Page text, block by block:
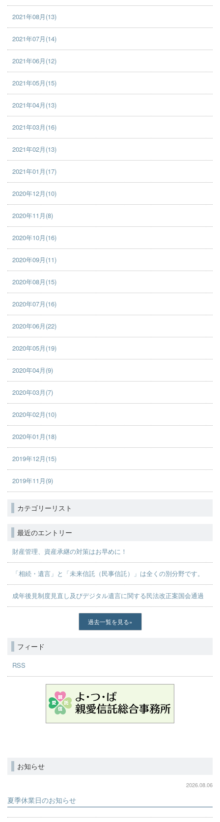
2021年08月(13)
2021年07月(14)
2021年06月(12)
2021年05月(15)
2021年04月(13)
2021年03月(16)
2021年02月(13)
2021年01月(17)
2020年12月(10)
2020年11月(8)
2020年10月(16)
2020年09月(11)
2020年08月(15)
2020年07月(16)
2020年06月(22)
2020年05月(19)
2020年04月(9)
2020年03月(7)
2020年02月(10)
2020年01月(18)
2019年12月(15)
2019年11月(9)
カテゴリーリスト
最近のエントリー
財産管理、資産承継の対策はお早めに！
「相続・遺言」と「未来信託（民事信託）」は全くの別分野です。
成年後見制度見直し及びデジタル遺言に関する民法改正案国会通過
過去一覧を見る
フィード
RSS
お知らせ
2026.08.06
夏季休業日のお知らせ